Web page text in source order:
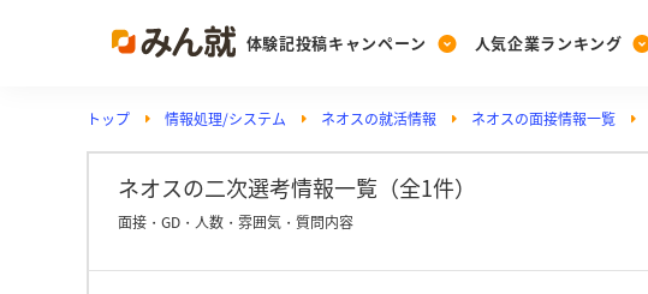
体験記投稿キャンペーン
Post
投稿する
人気企業ランキング
Ranking
ランキングを見る
Vote
PickUp
注目の企業特集
トップ 情報処理/システム ネオスの就活情報 ネオスの面接情報一覧
ネオスの二次選考情報一覧（全1件）
面接・GD・人数・雰囲気・質問内容